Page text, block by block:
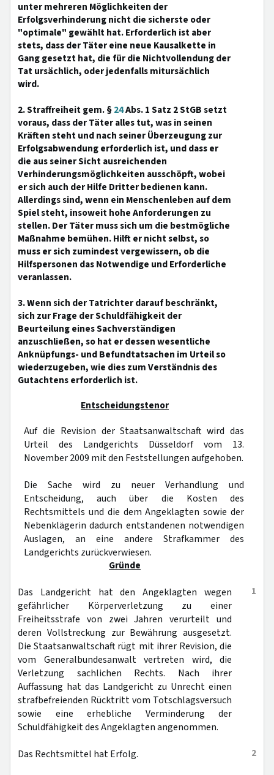
unter mehreren Möglichkeiten der
Erfolgsverhinderung nicht die sicherste oder
"optimale" gewählt hat. Erforderlich ist aber
stets, dass der Täter eine neue Kausalkette in
Gang gesetzt hat, die für die Nichtvollendung der
Tat ursächlich, oder jedenfalls mitursächlich
wird.
2. Straffreiheit gem. §24Abs. 1 Satz 2 StGB setzt
voraus, dass der Täter alles tut, was in seinen
Kräften steht und nach seiner Überzeugung zur
Erfolgsabwendung erforderlich ist, und dass er
die aus seiner Sicht ausreichenden
Verhinderungsmöglichkeiten ausschöpft, wobei
er sich auch der Hilfe Dritter bedienen kann.
Allerdings sind, wenn ein Menschenleben auf dem
Spiel steht, insoweit hohe Anforderungen zu
stellen. Der Täter muss sich um die bestmögliche
Maßnahme bemühen. Hilft er nicht selbst, so
muss er sich zumindest vergewissern, ob die
Hilfspersonen das Notwendige und Erforderliche
veranlassen.
3. Wenn sich der Tatrichter darauf beschränkt,
sich zur Frage der Schuldfähigkeit der
Beurteilung eines Sachverständigen
anzuschließen, so hat er dessen wesentliche
Anknüpfungs- und Befundtatsachen im Urteil so
wiederzugeben, wie dies zum Verständnis des
Gutachtens erforderlich ist.
Entscheidungstenor
Auf die Revision der Staatsanwaltschaft wird das
Urteil des Landgerichts Düsseldorf vom 13.
November 2009 mit den Feststellungen aufgehoben.
Die Sache wird zu neuer Verhandlung und
Entscheidung, auch über die Kosten des
Rechtsmittels und die dem Angeklagten sowie der
Nebenklägerin dadurch entstandenen notwendigen
Auslagen, an eine andere Strafkammer des
Landgerichts zurückverwiesen.
Gründe
1
Das Landgericht hat den Angeklagten wegen
gefährlicher Körperverletzung zu einer
Freiheitsstrafe von zwei Jahren verurteilt und
deren Vollstreckung zur Bewährung ausgesetzt.
Die Staatsanwaltschaft rügt mit ihrer Revision, die
vom Generalbundesanwalt vertreten wird, die
Verletzung sachlichen Rechts. Nach ihrer
Auffassung hat das Landgericht zu Unrecht einen
strafbefreienden Rücktritt vom Totschlagsversuch
sowie eine erhebliche Verminderung der
Schuldfähigkeit des Angeklagten angenommen.
2
Das Rechtsmittel hat Erfolg.